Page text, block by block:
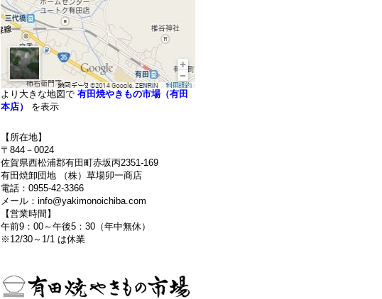
より大きな地図で 有田焼やきもの市場（有田
本店）
を表示
【所在地】
〒844－0024
佐賀県西松浦郡有田町赤坂丙2351-169
有田焼卸団地 （株）草場卯一商店
電話：0955-42-3366
メール：info@yakimonoichiba.com
【営業時間】
午前9：00～午後5：30（年中無休）
※12/30～1/1 は休業